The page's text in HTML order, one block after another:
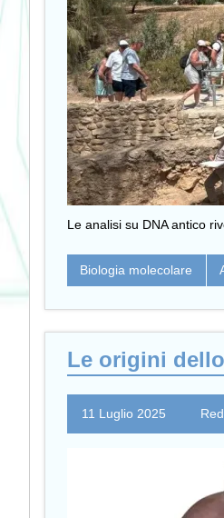
Le analisi su DNA antico
Biologia molecolare
Le origini
11 Luglio 2025